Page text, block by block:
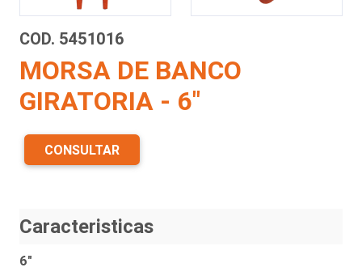
COD. 5451016
MORSA DE BANCO
GIRATORIA - 6"
CONSULTAR
Caracteristicas
6"